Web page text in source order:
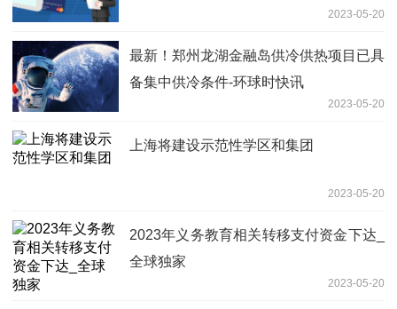
2023-05-20
最新！郑州龙湖金融岛供冷供热项目已具
备集中供冷条件-环球时快讯
2023-05-20
上海将建设示范性学区和集团
2023-05-20
2023年义务教育相关转移支付资金下达_
全球独家
2023-05-20